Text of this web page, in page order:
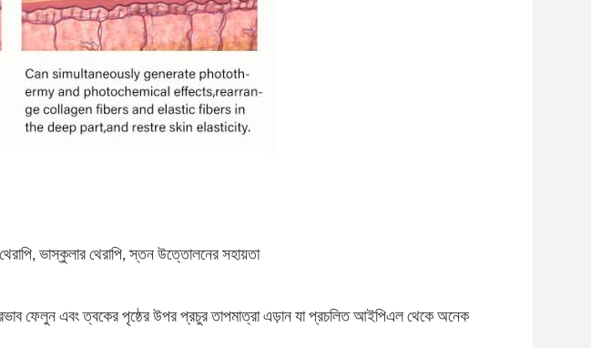
ভাস্কুলার থেরাপি, স্তন উত্তোলনের সহায়তা
ফেলুন এবং ত্বকের পৃষ্ঠের উপর প্রচুর তাপমাত্রা এড়ান যা প্রচলিত আইপিএল থেকে অনেক